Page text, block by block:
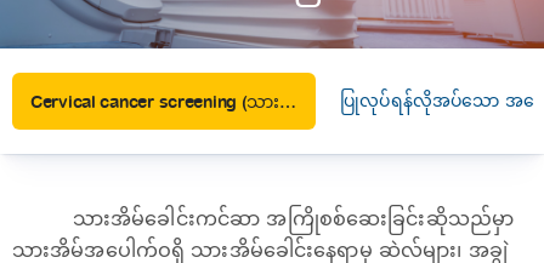
Cervical cancer screening (သားအိမ်ခေါင်းကင်ဆာ အကြိုစစ်ဆေးခြင်း) ပြုလုပ်ရန်လိုအပ်သော အခြေ
သားအိမ်ခေါင်းကင်ဆာ အကြိုစစ်ဆေးခြင်းဆိုသည်မှာ
သားအိမ်အပေါက်ဝရှိ သားအိမ်ခေါင်းနေရာမှ ဆဲလ်များ၊ အချွဲ